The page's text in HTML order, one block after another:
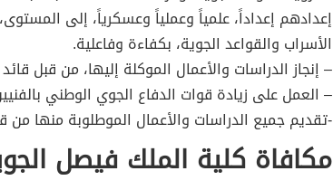
إعدادهم إعداداً، علمياً وعملياً وعسكرياً، إلى
الأسراب والقواعد الجوية، بكفاءة وفاعلية.
– إنجاز الدراسات والأعمال الموكلة إليها، من قبل
– العمل على زيادة قوات الدفاع الجوي الوطني
-تقديم جميع الدراسات والأعمال الموطلوبة منها من
مكافاة كلية الملك فيصل